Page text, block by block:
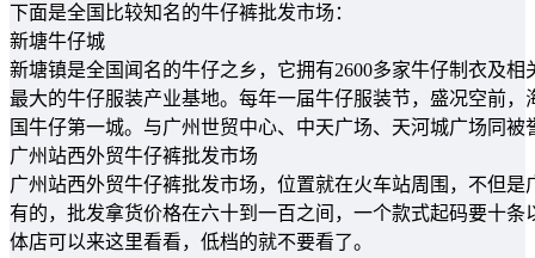
下面是全国比较知名的牛仔裤批发市场：
新塘牛仔城
新塘镇是全国闻名的牛仔之乡，它拥有2600多家牛仔制衣及
最大的牛仔服装产业基地。每年一届牛仔服装节，盛况空前
国牛仔第一城。与广州世贸中心、中天广场、天河城广场同被
广州站西外贸牛仔裤批发市场
广州站西外贸牛仔裤批发市场，位置就在火车站周围，不但
有的，批发拿货价格在六十到一百之间，一个款式起码要十
体店可以来这里看看，低档的就不要看了。